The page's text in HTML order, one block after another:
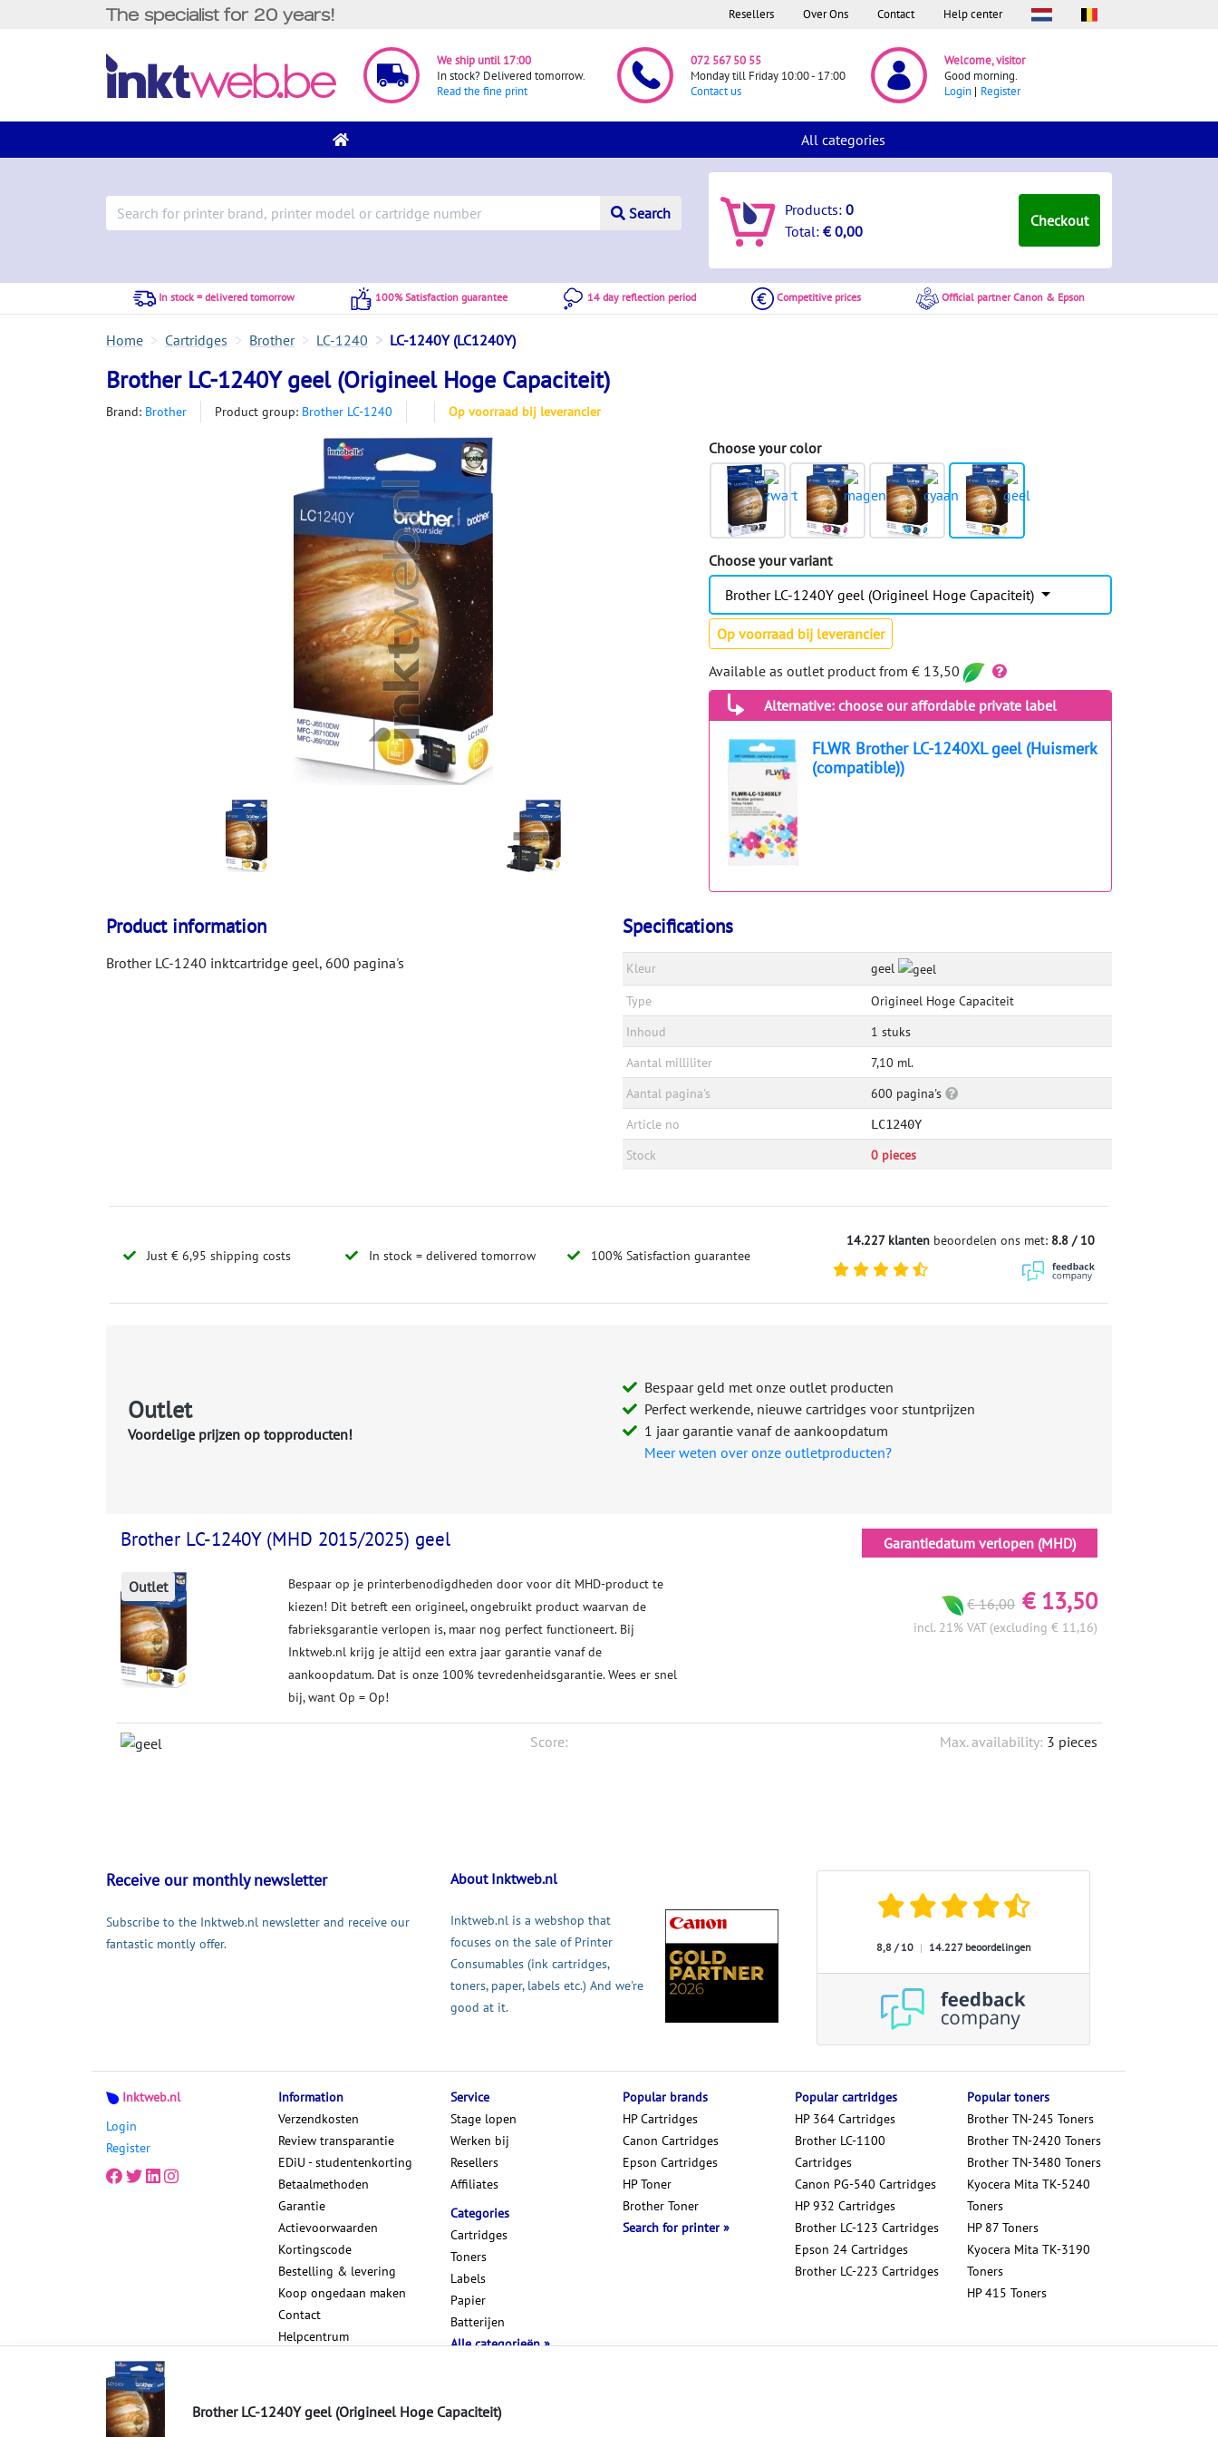
The specialist for 20 years! Resellers Over Ons Contact Help center
We ship until 17:00
In stock? Delivered tomorrow.
Read the fine print
072 567 50 55
Monday till Friday 10:00 - 17:00
Contact us
Welcome, visitor
Good morning.
Login
Register
All categories
Search Products:0
Total:€ 0,00
Checkout
In stock = delivered tomorrow 100% Satisfaction guarantee 14 day reflection period Competitive prices Official partner Canon & Epson
Home Cartridges Brother LC-1240 LC-1240Y (LC1240Y)
Brother LC-1240Y geel (Origineel Hoge Capaciteit)
Brand: Brother Product group: Brother LC-1240 Op voorraad bij leverancier
Choose your color
Choose your variant
Brother LC-1240Y geel (Origineel Hoge Capaciteit)
Op voorraad bij leverancier
Available as outlet product from € 13,50
Alternative: choose our affordable private label
FLWR Brother LC-1240XL geel (Huismerk
(compatible))
Product information
Brother LC-1240 inktcartridge geel, 600 pagina's
Specifications
Kleur
geel
Type
Origineel Hoge Capaciteit
Inhoud
1 stuks
Aantal milliliter
7,10 ml.
Aantal pagina's
600 pagina's
Article no
LC1240Y
Stock 0 pieces
Just € 6,95 shipping costs In stock = delivered tomorrow 100% Satisfaction guarantee
14.227 klantenbeoordelen ons met: 8.8 / 10
Outlet
Voordelige prijzen op topproducten!
Bespaar geld met onze outlet producten
Perfect werkende, nieuwe cartridges voor stuntprijzen
1 jaar garantie vanaf de aankoopdatum
Meer weten over onze outletproducten?
Brother LC-1240Y (MHD 2015/2025) geel Garantiedatum verlopen (MHD)
Outlet
Bespaar op je printerbenodigdheden door voor dit MHD-product te
kiezen! Dit betreft een origineel, ongebruikt product waarvan de
fabrieksgarantie verlopen is, maar nog perfect functioneert. Bij
Inktweb.nl krijg je altijd een extra jaar garantie vanaf de
aankoopdatum. Dat is onze 100% tevredenheidsgarantie. Wees er snel
bij, want Op = Op!
€ 16,00 € 13,50
incl. 21% VAT (excluding € 11,16)
Score: Max. availability: 3 pieces
Brother LC-1240Y geel (Origineel Hoge Capaciteit)
Receive our monthly newsletter
Subscribe to the Inktweb.nl newsletter and receive our
fantastic montly offer.
About Inktweb.nl
Inktweb.nl is a webshop that
focuses on the sale of Printer
Consumables (ink cartridges,
toners, paper, labels etc.) And we're
good at it.
8,8 / 10 | 14.227 beoordelingen
Inktweb.nl
Login
Register
Information
Verzendkosten
Review transparantie
EDiU - studentenkorting
Betaalmethoden
Garantie
Actievoorwaarden
Kortingscode
Bestelling & levering
Koop ongedaan maken
Contact
Helpcentrum
Service
Stage lopen
Werken bij
Resellers
Affiliates
Categories
Cartridges
Toners
Labels
Papier
Batterijen
Alle categorieën
Popular cartridges
HP 364 Cartridges
Brother LC-1100
Cartridges
Canon PG-540 Cartridges
HP 932 Cartridges
Brother LC-123 Cartridges
Epson 24 Cartridges
Brother LC-223 Cartridges
Popular toners
Brother TN-245 Toners
Brother TN-2420 Toners
Brother TN-3480 Toners
Kyocera Mita TK-5240
Toners
HP 87 Toners
Kyocera Mita TK-3190
Toners
HP 415 Toners
Popular brands
HP Cartridges
Canon Cartridges
Epson Cartridges
HP Toner
Brother Toner
Search for printer
Sitemap